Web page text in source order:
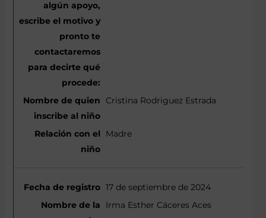
Cristina Rodriguez Estrada
Madre
17 de septiembre de 2024
Irma Esther Cáceres Aces